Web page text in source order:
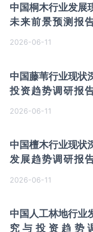
中国桐木行业发展
未来前景预测报
2026-06-11
中国藤苇行业现状
投资趋势调研报
2026-06-11
中国檀木行业现状
发展趋势调研报
2026-06-11
中国人工林地行业
究与投资趋势